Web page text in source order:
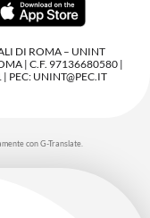
DI ROMA – UNINT
| C.F. 97136680580 |
PEC: UNINT@PEC.IT
con G-Translate.